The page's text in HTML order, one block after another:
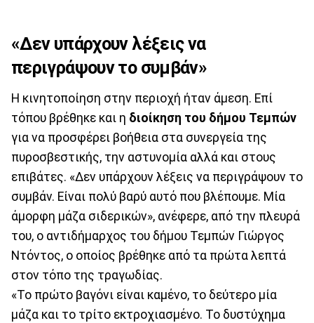
«Δεν υπάρχουν λέξεις να
περιγράψουν το συμβάν»
Η κινητοποίηση στην περιοχή ήταν άμεση. Επί
τόπου βρέθηκε και η διοίκηση του δήμου Τεμπών
για να προσφέρει βοήθεια στα συνεργεία της
πυροσβεστικής, την αστυνομία αλλά και στους
επιβάτες. «Δεν υπάρχουν λέξεις να περιγράψουν το
συμβάν. Είναι πολύ βαρύ αυτό που βλέπουμε. Μία
άμορφη μάζα σιδερικών», ανέφερε, από την πλευρά
του, ο αντιδήμαρχος του δήμου Τεμπών Γιώργος
Ντόντος, ο οποίος βρέθηκε από τα πρώτα λεπτά
στον τόπο της τραγωδίας.
«Το πρώτο βαγόνι είναι καμένο, το δεύτερο μία
μάζα και το τρίτο εκτροχιασμένο. Το δυστύχημα